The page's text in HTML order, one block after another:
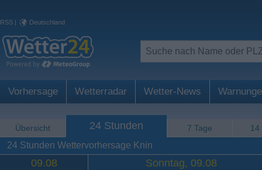
RSS | Deutschland
Vorhersage Wetterradar Wetter-News
Übersicht 24 Stunden 7 Tage 14
24 Stunden Wettervorhersage Knin
09.08 Sonntag, 09.08